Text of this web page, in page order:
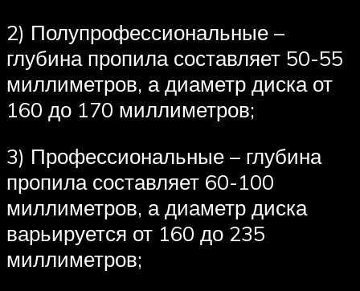
2) Полупрофессиональные –
глубина пропила составляет 50-55
миллиметров, а диаметр диска от
160 до 170 миллиметров;
3) Профессиональные – глубина
пропила составляет 60-100
миллиметров, а диаметр диска
варьируется от 160 до 235
миллиметров;